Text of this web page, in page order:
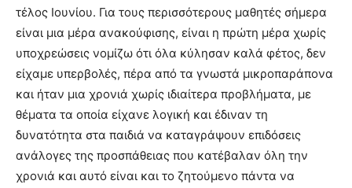
τέλος Ιουνίου. Για τους περισσότερους μαθητές σήμερα
είναι μια μέρα ανακούφισης, είναι η πρώτη μέρα χωρίς
υποχρεώσεις νομίζω ότι όλα κύλησαν καλά φέτος, δεν
είχαμε υπερβολές, πέρα από τα γνωστά μικροπαράπονα
και ήταν μια χρονιά χωρίς ιδιαίτερα προβλήματα, με
θέματα τα οποία είχανε λογική και έδιναν τη
δυνατότητα στα παιδιά να καταγράψουν επιδόσεις
ανάλογες της προσπάθειας που κατέβαλαν όλη την
χρονιά και αυτό είναι και το ζητούμενο πάντα να